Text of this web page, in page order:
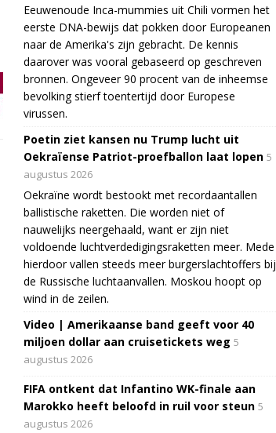
Eeuwenoude Inca-mummies uit Chili vormen het
eerste DNA-bewijs dat pokken door Europeanen
naar de Amerika's zijn gebracht. De kennis
daarover was vooral gebaseerd op geschreven
bronnen. Ongeveer 90 procent van de inheemse
bevolking stierf toentertijd door Europese
virussen.
Poetin ziet kansen nu Trump lucht uit
Oekraïense Patriot-proefballon laat lopen 5
augustus 2026
Oekraïne wordt bestookt met recordaantallen
ballistische raketten. Die worden niet of
nauwelijks neergehaald, want er zijn niet
voldoende luchtverdedigingsraketten meer. Mede
hierdoor vallen steeds meer burgerslachtoffers bij
de Russische luchtaanvallen. Moskou hoopt op
wind in de zeilen.
Video | Amerikaanse band geeft voor 40
miljoen dollar aan cruisetickets weg 5
augustus 2026
FIFA ontkent dat Infantino WK-finale aan
Marokko heeft beloofd in ruil voor steun 5
augustus 2026